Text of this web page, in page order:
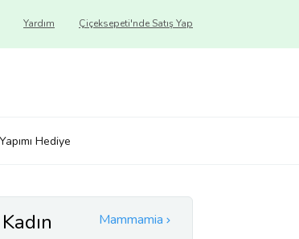
Çiçeksepeti'nde Satış Yap
Yardım
Hediye
Mammamia